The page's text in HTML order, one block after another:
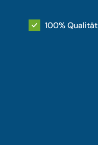
100% Qualität